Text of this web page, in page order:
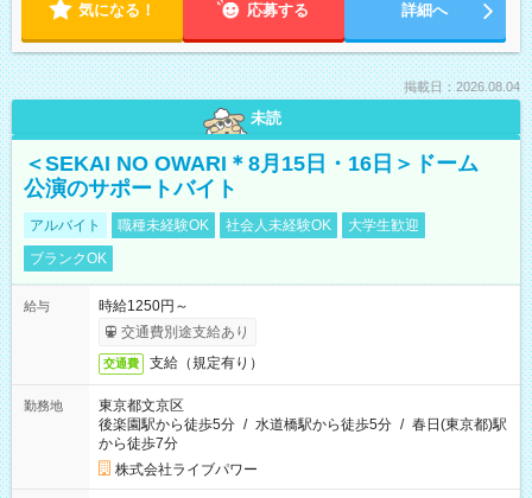
気になる！ 応募する 詳細へ
掲載日：2026.08.04
未読
＜SEKAI NO OWARI＊8月15日・16日＞ドーム
公演のサポートバイト
アルバイト 職種未経験OK 社会人未経験OK
大学生歓迎
ブランクOK
給与
時給1250円～
交通費別途支給あり
交通費 支給（規定有り）
勤務地
東京都文京区
後楽園駅から徒歩5分 / 水道橋駅から徒歩5分 / 春日(東京都)駅
から徒歩7分
株式会社ライブパワー